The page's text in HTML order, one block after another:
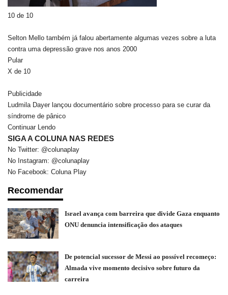
10 de 10
Selton Mello também já falou abertamente algumas vezes sobre a luta
contra uma depressão grave nos anos 2000
Pular
X de 10
Publicidade
Ludmila Dayer lançou documentário sobre processo para se curar da
síndrome de pânico
Continuar Lendo
SIGA A COLUNA NAS REDES
No Twitter: @colunaplay
No Instagram: @colunaplay
No Facebook: Coluna Play
Recomendar
Israel avança com barreira que divide Gaza enquanto
ONU denuncia intensificação dos ataques
De potencial sucessor de Messi ao possível recomeço:
Almada vive momento decisivo sobre futuro da
carreira